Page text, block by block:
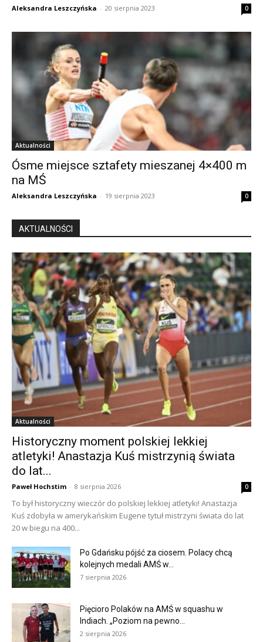
Aleksandra Leszczyńska - 20 sierpnia 2023 0
Aktualności
Ósme miejsce sztafety mieszanej 4×400 m
na MŚ
Aleksandra Leszczyńska - 19 sierpnia 2023 0
AKTUALNOŚCI
Aktualności
Historyczny moment polskiej lekkiej
atletyki! Anastazja Kuś mistrzynią świata
do lat...
Paweł Hochstim - 8 sierpnia 2026 0
To był historyczny wieczór do polskiej lekkiej atletyki! Anastazja
Kuś zdobyła w amerykańskim Eugene tytuł mistrzyni świata do lat
20 w biegu na 400...
Po Gdańsku pójść za ciosem. Polacy chcą
kolejnych medali AMŚ w...
7 sierpnia 2026
Pięcioro Polaków na AMŚ w squashu w
Indiach. „Poziom na pewno...
2 sierpnia 2026